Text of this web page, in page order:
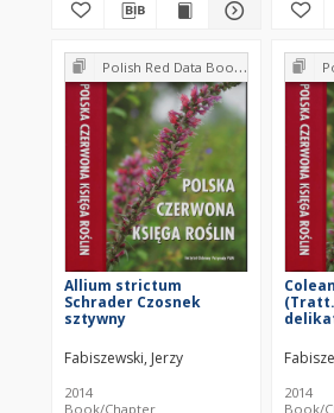
Polish Red Data Book of Plants : Pteridophytes and flowering plants
Allium strictum
Schrader Czosnek
sztywny
Fabiszewski, Jerzy
2014
Book/Chapter
2014
Book/